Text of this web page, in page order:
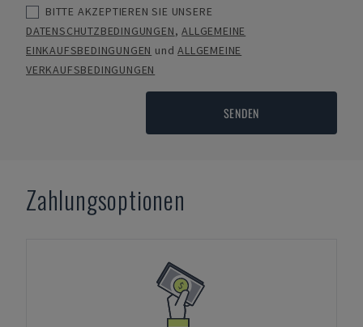
BITTE AKZEPTIEREN SIE UNSERE
DATENSCHUTZBEDINGUNGEN,ALLGEMEINE
EINKAUFSBEDINGUNGEN undALLGEMEINE
VERKAUFSBEDINGUNGEN
SENDEN
Zahlungsoptionen